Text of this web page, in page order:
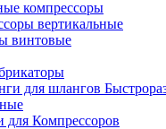
компрессоры
вертикальные
винтовые
для Компрессоров